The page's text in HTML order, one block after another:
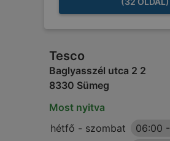
Tesco
Baglyasszél utca 2 2
8330 Sümeg
Most nyitva
hétfő - szombat
06:00 -